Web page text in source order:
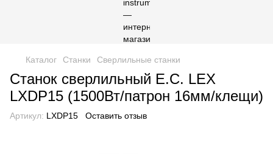
Каталог Станки Сверлильные станки
Станок сверлильный E.C. LEX
LXDP15 (1500Вт/патрон 16мм/клещи)
Артикул: LXDP15 Оставить отзыв